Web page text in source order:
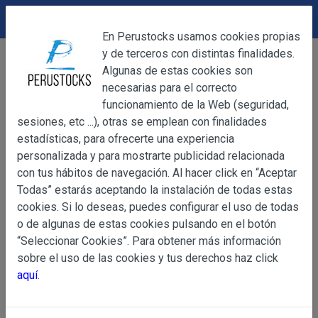
Bebidas Pony Malta Botella 330ml
OBJETO
Información
Básica
sobre
de Datos
OBJETO
Las presentes Condiciones Generales regulan la
web www.perustocks.es, del que es titular ALBERT
YACARINE (en adelante, PERUSTOCKS).
La adquisición de cualesquiera de los productos
DEVOLUCIONES
En Perustocks usamos cookies propias
y de terceros con distintas finalidades.
Algunas de estas cookies son
necesarias para el correcto
funcionamiento de la Web (seguridad,
sesiones, etc ...), otras se emplean con finalidades
estadísticas, para ofrecerte una experiencia
personalizada y para mostrarte publicidad relacionada
con tus hábitos de navegación. Al hacer click en “Aceptar
Todas” estarás aceptando la instalación de todas estas
cookies. Si lo deseas, puedes configurar el uso de todas
o de algunas de estas cookies pulsando en el botón
“Seleccionar Cookies”. Para obtener más información
sobre el uso de las cookies y tus derechos haz click
aquí.